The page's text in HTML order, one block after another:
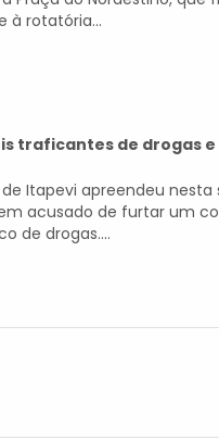
à rotatória...
traficantes de drogas
Itapevi apreendeu
acusado de furtar um
de drogas....